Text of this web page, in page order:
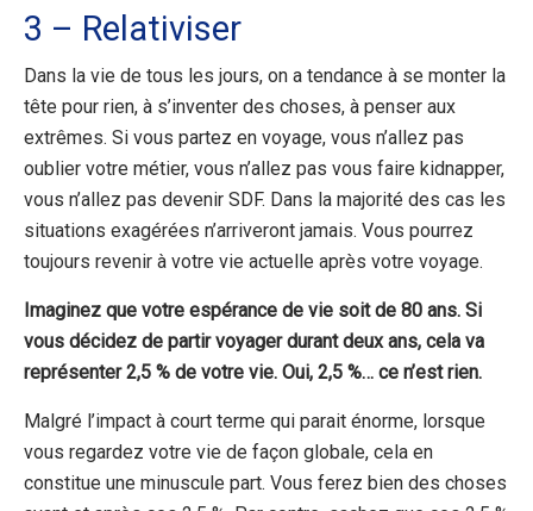
3 – Relativiser
Dans la vie de tous les jours, on a tendance à se monter la
tête pour rien, à s’inventer des choses, à penser aux
extrêmes. Si vous partez en voyage, vous n’allez pas
oublier votre métier, vous n’allez pas vous faire kidnapper,
vous n’allez pas devenir SDF. Dans la majorité des cas les
situations exagérées n’arriveront jamais. Vous pourrez
toujours revenir à votre vie actuelle après votre voyage.
Imaginez que votre espérance de vie soit de 80 ans. Si
vous décidez de partir voyager durant deux ans, cela va
représenter 2,5 % de votre vie. Oui, 2,5 %… ce n’est rien.
Malgré l’impact à court terme qui parait énorme, lorsque
vous regardez votre vie de façon globale, cela en
constitue une minuscule part. Vous ferez bien des choses